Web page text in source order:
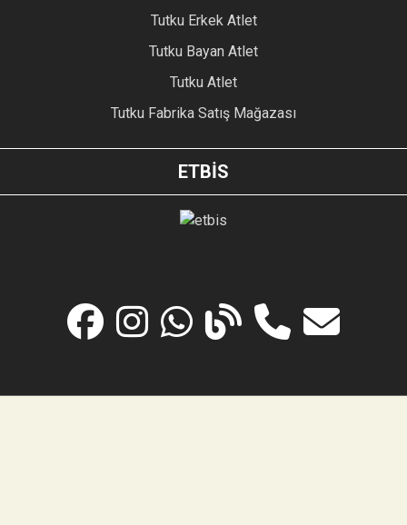
Tutku Erkek Atlet
Tutku Bayan Atlet
Tutku Atlet
Tutku Fabrika Satış Mağazası
ETBİS